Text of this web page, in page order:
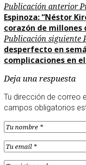
Publicación anterior
Espinoza: “Néstor
corazón de millones
Publicación siguiente
desperfecto en
complicaciones en
Deja una respuesta
Tu dirección de correo
campos obligatorios